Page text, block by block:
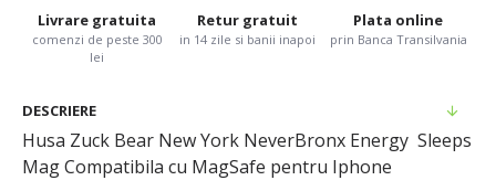
Livrare gratuita
comenzi de peste 300
lei
Retur gratuit
in 14 zile si banii inapoi
Plata online
prin Banca Transilvania
DESCRIERE
Husa Zuck Bear New York NeverBronx Energy Sleeps
Mag Compatibila cu MagSafe pentru Iphone